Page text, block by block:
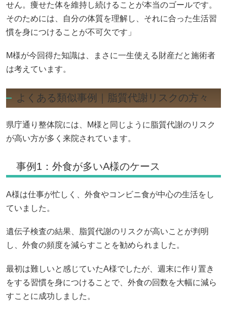
せん。痩せた体を維持し続けることが本当のゴールです。
そのためには、自分の体質を理解し、それに合った生活習
慣を身につけることが不可欠です」
M様が今回得た知識は、まさに一生使える財産だと施術者
は考えています。
よくある類似事例｜脂質代謝リスクの方々
県庁通り整体院には、M様と同じように脂質代謝のリスク
が高い方が多く来院されています。
事例1：外食が多いA様のケース
A様は仕事が忙しく、外食やコンビニ食が中心の生活をし
ていました。
遺伝子検査の結果、脂質代謝のリスクが高いことが判明
し、外食の頻度を減らすことを勧められました。
最初は難しいと感じていたA様でしたが、週末に作り置き
をする習慣を身につけることで、外食の回数を大幅に減ら
すことに成功しました。